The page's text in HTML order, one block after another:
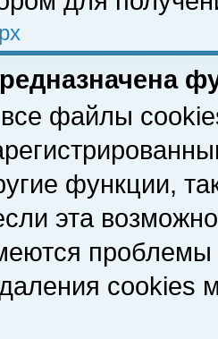
файлы
функции,
эта
cookies